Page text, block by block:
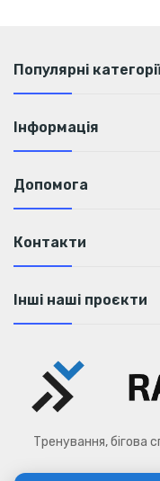
Популярні
Інформація
Допомога
Контакти
Інші наші проєкти
Тренування, бігова